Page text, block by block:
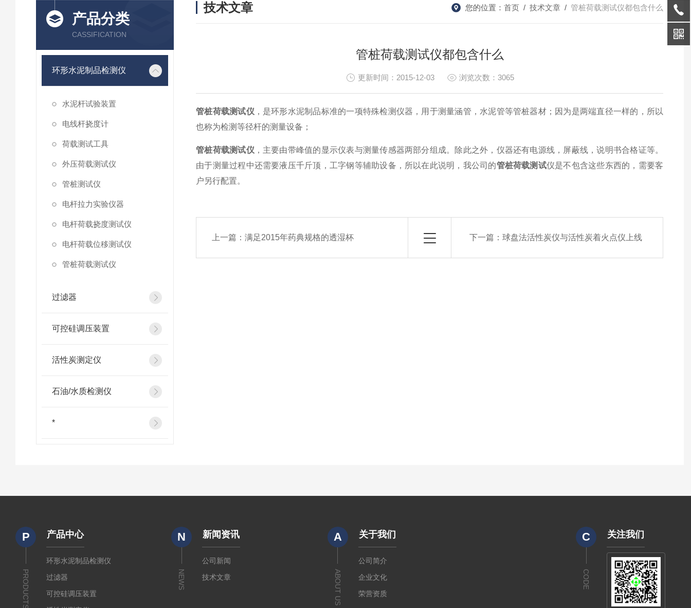
产品分类
CASSIFICATION
环形水泥制品检测仪
水泥杆试验装置
电线杆挠度计
荷载测试工具
外压荷载测试仪
管桩测试仪
电杆拉力实验仪器
电杆荷载挠度测试仪
电杆荷载位移测试仪
管桩荷载测试仪
过滤器
可控硅调压装置
活性炭测定仪
石油/水质检测仪
*
技术文章 您的位置： 首页 / 技术文章 / 管桩荷载测试仪都包含什么
管桩荷载测试仪都包含什么
更新时间：2015-12-03 浏览次数：3065
管桩荷载测试仪 ，是环形水泥制品标准的一项特殊检测仪器，用于测量涵管，水泥管等管桩器材；因为是两端直径一样的，所以
也称为检测等径杆的测量设备；
管桩荷载测试仪 ，主要由带峰值的显示仪表与测量传感器两部分组成。除此之外，仪器还有电源线，屏蔽线，说明书合格证等。
由于测量过程中还需要液压千斤顶，工字钢等辅助设备，所以在此说明，我公司的管桩荷载测试仪是不包含这些东西的，需要客
户另行配置。
上一篇：满足2015年药典规格的透湿杯 下一篇： 球盘法活性炭仪与活性炭着火点仪上线
P
PRODUCTS
产品中心
环形水泥制品检测仪
过滤器
可控硅调压装置
N
NEWS
新闻资讯
公司新闻
技术文章
A
ABOUT US
关于我们
公司简介
企业文化
荣营资质
C
CODE
关注我们